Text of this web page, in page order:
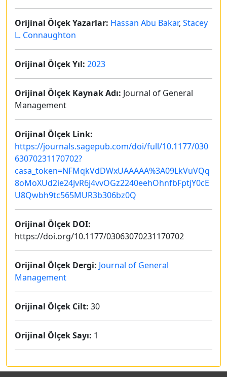
Orijinal Ölçek Yazarlar: Hassan Abu Bakar, Stacey
L. Connaughton
Orijinal Ölçek Yıl: 2023
Orijinal Ölçek Kaynak Adı: Journal of General
Management
Orijinal Ölçek Link:
https://journals.sagepub.com/doi/full/10.1177/030
63070231170702?
casa_token=NFMqkVdDWxUAAAAA%3A09LkVuVQq
8oMoXUd2ie24JvR6j4vvOGz2240eehOhnfbFptjY0cE
U8Qwbh9tc565MUR3b306bz0Q
Orijinal Ölçek DOI:
https://doi.org/10.1177/03063070231170702
Orijinal Ölçek Dergi: Journal of General
Management
Orijinal Ölçek Cilt: 30
Orijinal Ölçek Sayı: 1